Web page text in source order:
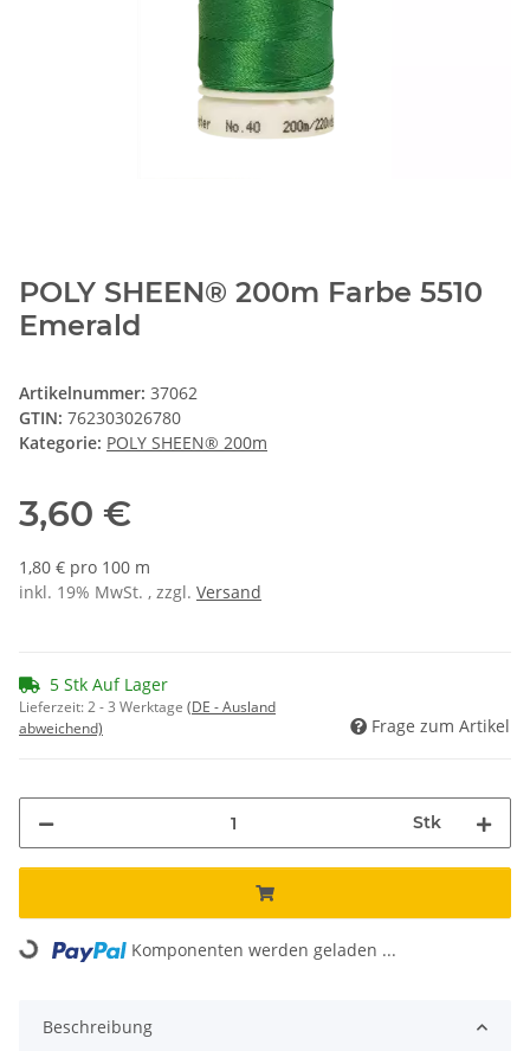
POLY SHEEN® 200m Farbe 5510
Emerald
Artikelnummer: 37062
GTIN: 762303026780
Kategorie: POLY SHEEN® 200m
3,60 €
1,80 € pro 100 m
inkl. 19% MwSt. , zzgl. Versand
5 Stk Auf Lager
Lieferzeit:2 - 3 Werktage (DE - Ausland
abweichend)
Frage zum Artikel
Stk
Loading... Komponenten werden geladen ...
Beschreibung